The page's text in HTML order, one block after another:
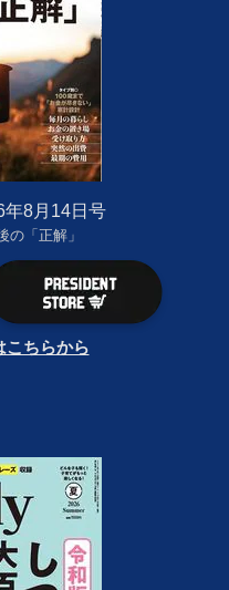
年8月14日号
の「正解」
こちらから